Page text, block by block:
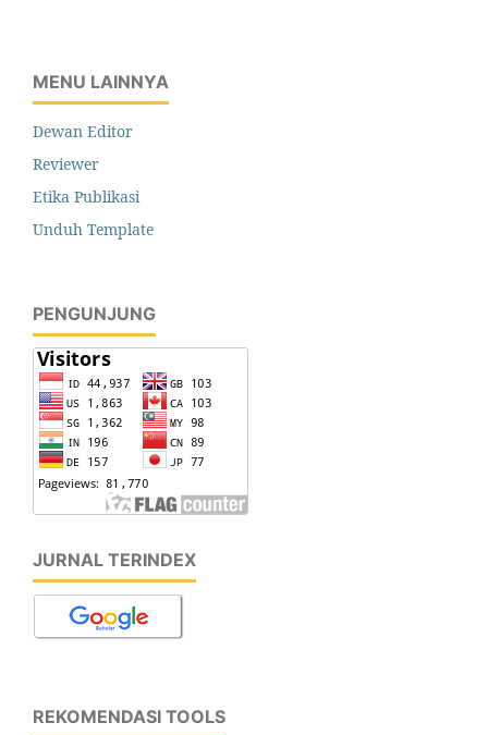
MENU LAINNYA
Dewan Editor
Reviewer
Etika Publikasi
Unduh Template
PENGUNJUNG
JURNAL TERINDEX
REKOMENDASI TOOLS